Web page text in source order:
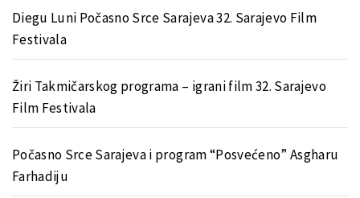
Diegu Luni Počasno Srce Sarajeva 32. Sarajevo Film
Festivala
Žiri Takmičarskog programa – igrani film 32. Sarajevo
Film Festivala
Počasno Srce Sarajeva i program “Posvećeno” Asgharu
Farhadiju